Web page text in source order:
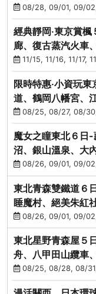
08/28, 09/01, 09/
經典靜岡‧東京賞
廊、復古蒸汽火車
茶體驗、三溪園
11/15, 11/16, 11/17,
限時特惠‧小資玩
道、鶴岡八幡宮、
08/25, 08/27, 08/
魔女之瞳東北６日
沼、銀山溫泉、大
肉吃到飽
08/26, 09/01, 09/
東北青森雙鐵道６
睡魔村、絕美朱紅
進免稅店)
08/26, 09/01, 09/
東北星野青森屋５
舟、八甲田山纜車
法式料理(不進免稅
08/25, 08/28, 08/